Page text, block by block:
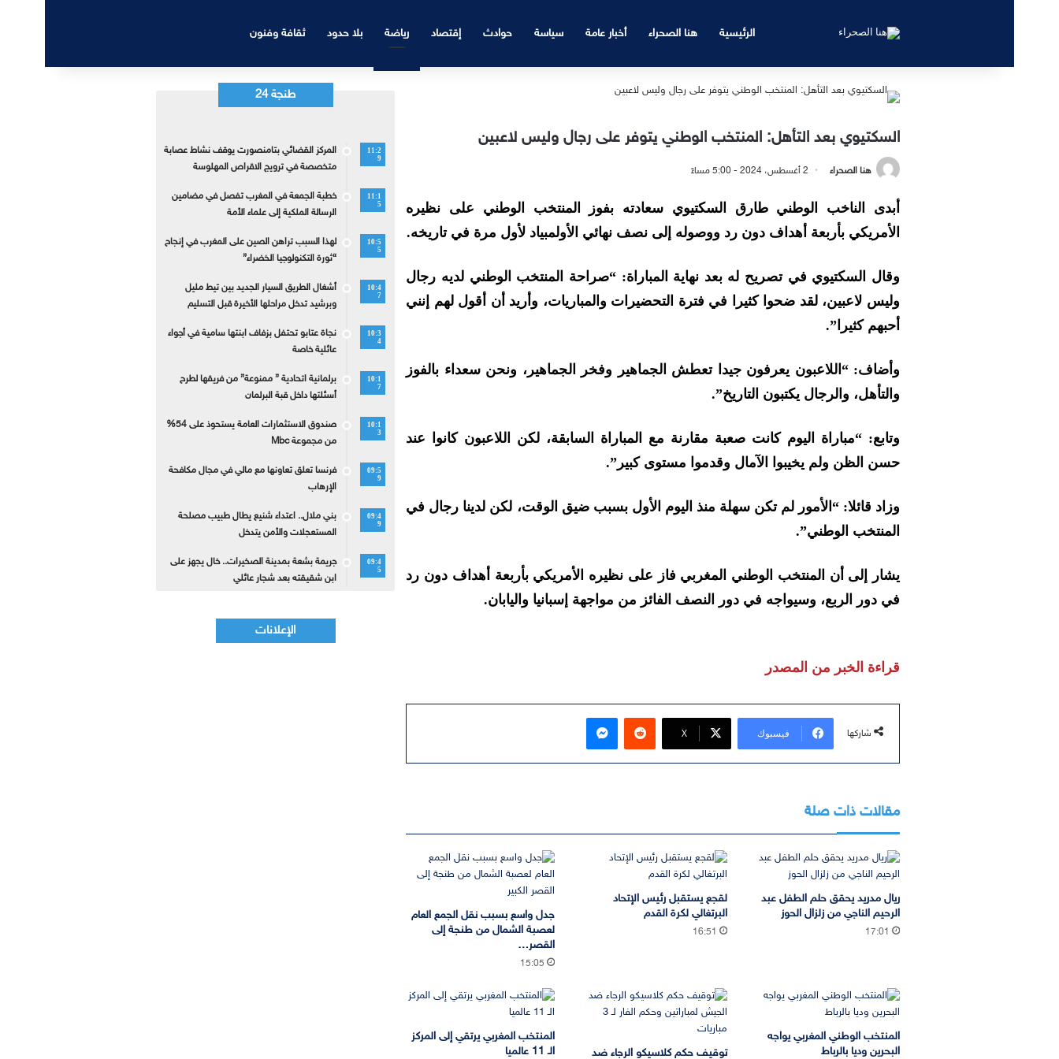
الرئيسية هنا الصحراء أخبار عامة سياسة حوادث إقتصاد رياضة بلا حدود ثقافة وفنون
السكتيوي بعد التأهل: المنتخب الوطني يتوفر على رجال وليس لاعبين
هنا الصحراء 2 أغسطس، 2024 - 5:00 مساءً
أبدى الناخب الوطني طارق السكتيوي سعادته بفوز المنتخب الوطني على نظيره
الأمريكي بأربعة أهداف دون رد ووصوله إلى نصف نهائي الأولمبياد لأول مرة في تاريخه.
وقال السكتيوي في تصريح له بعد نهاية المباراة: “صراحة المنتخب الوطني لديه رجال
وليس لاعبين، لقد ضحوا كثيرا في فترة التحضيرات والمباريات، وأريد أن أقول لهم إنني
أحبهم كثيرا”.
وأضاف: “اللاعبون يعرفون جيدا تعطش الجماهير وفخر الجماهير، ونحن سعداء بالفوز
والتأهل، والرجال يكتبون التاريخ”.
وتابع: “مباراة اليوم كانت صعبة مقارنة مع المباراة السابقة، لكن اللاعبون كانوا عند
حسن الظن ولم يخيبوا الآمال وقدموا مستوى كبير”.
وزاد قائلا: “الأمور لم تكن سهلة منذ اليوم الأول بسبب ضيق الوقت، لكن لدينا رجال في
المنتخب الوطني”.
يشار إلى أن المنتخب الوطني المغربي فاز على نظيره الأمريكي بأربعة أهداف دون رد
في دور الربع، وسيواجه في دور النصف الفائز من مواجهة إسبانيا واليابان.
قراءة الخبر من المصدر
شاركها فيسبوك ‫X
ماسنجر
مقالات ذات صلة
ريال مدريد يحقق حلم الطفل عبد
الرحيم الناجي من زلزال الحوز
17:01
لقجع يستقبل رئيس الإتحاد
البرتغالي لكرة القدم
16:51
جدل واسع بسبب نقل الجمع العام
لعصبة الشمال من طنجة إلى
القصر…
15:05
المنتخب الوطني المغربي يواجه
البحرين وديا بالرباط
توقيف حكم كلاسيكو الرجاء ضد
المنتخب المغربي يرتقي إلى المركز
الـ 11 عالميا
طنجة 24
11:2
9
المركز القضائي بتامنصورت يوقف نشاط عصابة
متخصصة في ترويج الاقراص المهلوسة
11:1
5
خطبة الجمعة في المغرب تفصل في مضامين
الرسالة الملكية إلى علماء الأمة
10:5
5
لهذا السبب تراهن الصين على المغرب في إنجاح
“ثورة التكنولوجيا الخضراء”
10:4
7
أشغال الطريق السيار الجديد بين تيط مليل
وبرشيد تدخل مراحلها الأخيرة قبل التسليم
10:3
4
نجاة عتابو تحتفل بزفاف ابنتها سامية في أجواء
عائلية خاصة
10:1
7
برلمانية اتحادية ” ممنوعة” من فريقها لطرح
أسئلتها داخل قبة البرلمان
10:1
3
صندوق الاستثمارات العامة يستحوذ على 54%
من مجموعة Mbc
09:5
9
فرنسا تعلق تعاونها مع مالي في مجال مكافحة
الإرهاب
09:4
9
بني ملال.. اعتداء شنيع يطال طبيب مصلحة
المستعجلات والأمن يتدخل
09:4
5
جريمة بشعة بمدينة الصخيرات.. خال يجهز على
ابن شقيقته بعد شجار عائلي
الإعلانات